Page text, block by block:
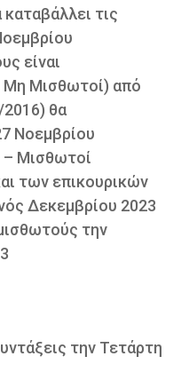
τις
είναι
Μη Μισθωτοί) από
2016) θα
Νοεμβρίου
– Μισθωτοί
των επικουρικών
Δεκεμβρίου 2023
την
την Τετάρτη